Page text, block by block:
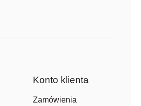
Konto klienta
Zamówienia